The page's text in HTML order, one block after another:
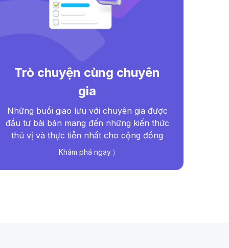
Trò chuyện cùng chuyên
gia
Những buổi giao lưu với chuyên gia được
đầu tư bài bản mang đến những kiến thức
thú vị và thực tiễn nhất cho cộng đồng
Khám phá ngay 〉